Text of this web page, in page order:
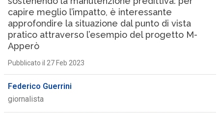
capire meglio l’impatto, è interessante
approfondire la situazione dal punto di vista
pratico attraverso l’esempio del progetto M-
Apperò
Pubblicato il 27 Feb 2023
Federico Guerrini
giornalista